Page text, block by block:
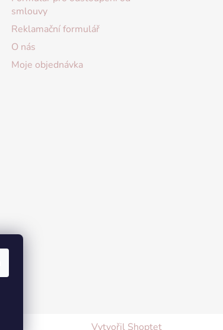
smlouvy
Reklamační formulář
O nás
Moje objednávka
Vytvořil Shoptet